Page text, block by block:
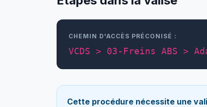
CHEMIN D'ACCÈS PRÉCONISÉ :
VCDS > 03-Freins ABS >
Cette procédure nécessite une